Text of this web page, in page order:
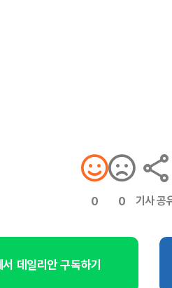
0 0 기사 공
데일리안 구독하기